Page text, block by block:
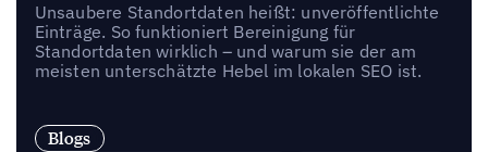
Unsaubere Standortdaten heißt: unveröffentlichte
Einträge. So funktioniert Bereinigung für
Standortdaten wirklich – und warum sie der am
meisten unterschätzte Hebel im lokalen SEO ist.
Blogs